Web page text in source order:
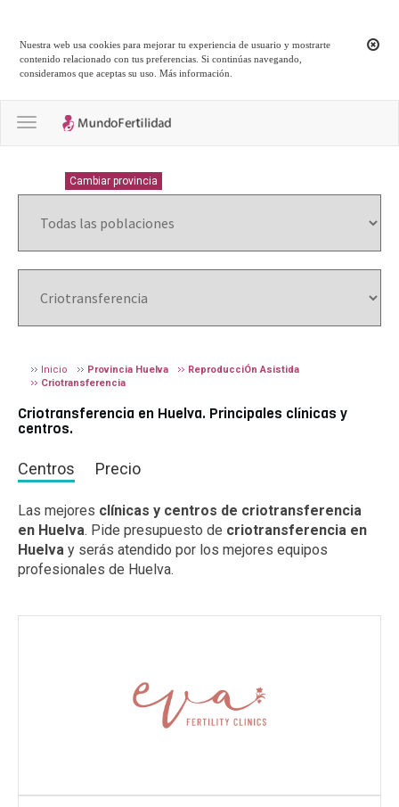
Nuestra web usa cookies para mejorar tu experiencia de usuario y mostrarte
contenido relacionado con tus preferencias. Si continúas navegando,
consideramos que aceptas su uso.Más información
Toggle navigation
Cambiar provincia
Inicio Provincia Huelva
ReproducciÓn Asistida
Criotransferencia
Criotransferencia en Huelva. Principales clínicas y
centros.
Centros Precio
Las mejores clínicas y centros de criotransferencia
en Huelva. Pide presupuesto de criotransferencia en
Huelva y serás atendido por los mejores equipos
profesionales de Huelva.